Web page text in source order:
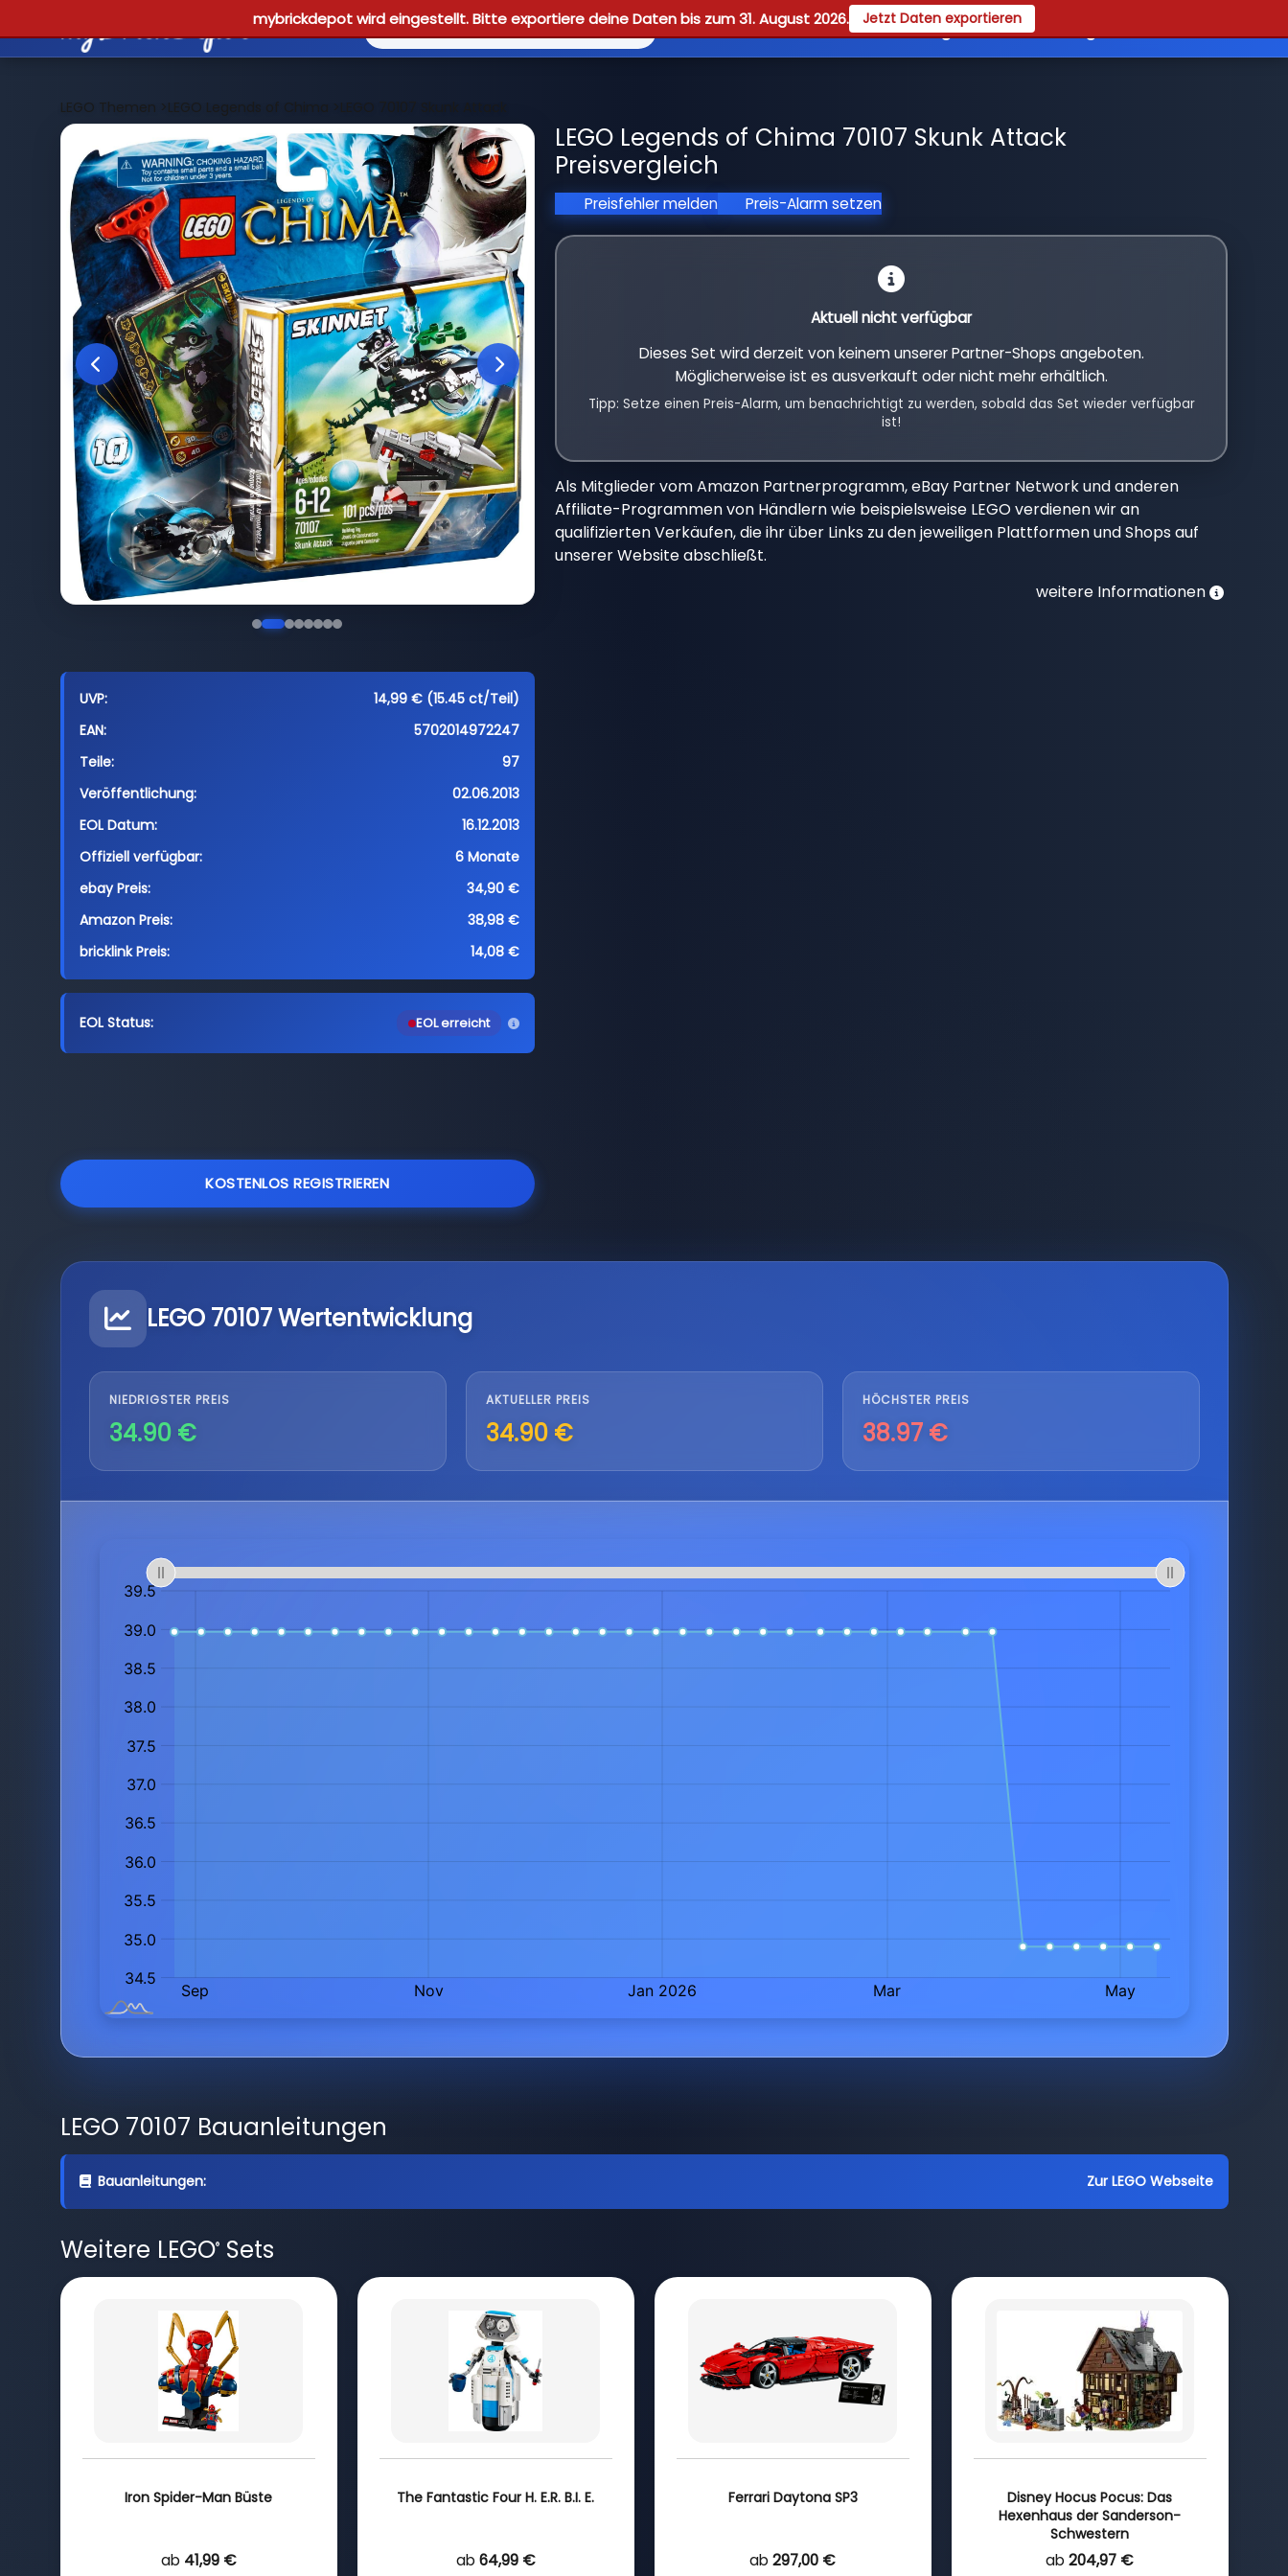
mybrickdepot wird eingestellt. Bitte exportiere deine Daten bis zum 31. August 2026. Jetzt Daten exportieren
Reviews Guides Registrieren
LEGO Themen >LEGO Legends of Chima >LEGO 70107 Skunk Attack
UVP:
14,99 € (15.45 ct/Teil)
EAN:
5702014972247
Teile:
97
Veröffentlichung:
02.06.2013
EOL Datum:
16.12.2013
Offiziell verfügbar:
6 Monate
ebay Preis:
34,90 €
Amazon Preis:
38,98 €
bricklink Preis:
14,08 €
EOL Status: EOL erreicht
KOSTENLOS REGISTRIEREN
LEGO Legends of Chima 70107 Skunk Attack
Preisvergleich
Preisfehler melden Preis-Alarm setzen
Aktuell nicht verfügbar
Dieses Set wird derzeit von keinem unserer Partner-Shops angeboten.
Möglicherweise ist es ausverkauft oder nicht mehr erhältlich.
Tipp: Setze einen Preis-Alarm, um benachrichtigt zu werden, sobald das Set wieder verfügbar
ist!
Als Mitglieder vom Amazon Partnerprogramm, eBay Partner Network und anderen
Affiliate-Programmen von Händlern wie beispielsweise LEGO verdienen wir an
qualifizierten Verkäufen, die ihr über Links zu den jeweiligen Plattformen und Shops auf
unserer Website abschließt.
weitere Informationen
LEGO 70107 Wertentwicklung
NIEDRIGSTER PREIS
34.90 €
AKTUELLER PREIS
34.90 €
HÖCHSTER PREIS
38.97 €
LEGO 70107 Bauanleitungen
Bauanleitungen: Zur LEGO Webseite
Weitere LEGO®Sets
Iron Spider-Man Büste
ab 41,99 €
The Fantastic Four H. E.R. B.I. E.
ab 64,99 €
Ferrari Daytona SP3
ab 297,00 €
Disney Hocus Pocus: Das
Hexenhaus der Sanderson-
Schwestern
ab 204,97 €